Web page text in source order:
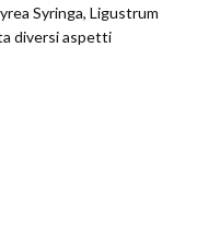
Syringa, Ligustrum
diversi aspetti